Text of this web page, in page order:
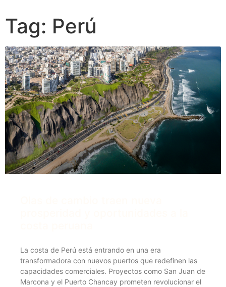
Tag: Perú
La costa de Perú está entrando en una era
transformadora con nuevos puertos que redefinen las
capacidades comerciales. Proyectos como San Juan de
Marcona y el Puerto Chancay prometen revolucionar el